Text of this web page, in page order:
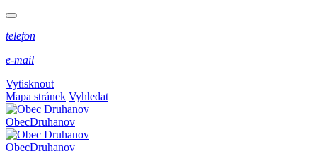
telefon
e-mail
Vytisknout
Mapa stránek Vyhledat
ObecDruhanov
ObecDruhanov